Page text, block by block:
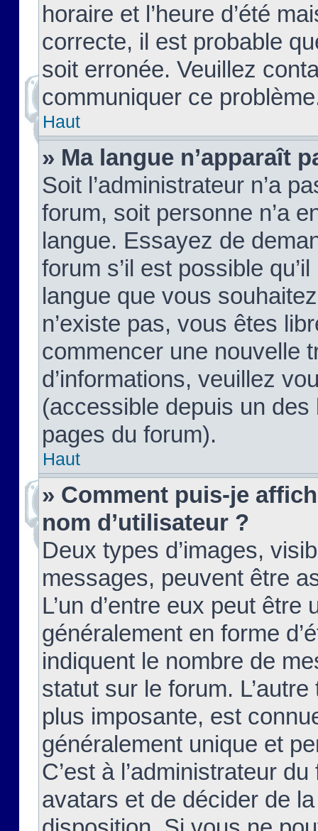
horaire et l’heure d’été
correcte, il est probable
soit erronée. Veuillez
communiquer ce
Haut
» Ma langue n’apparaît
Soit l’administrateur n’a
forum, soit personne n’a
langue. Essayez de
forum s’il est possible
langue que vous
n’existe pas, vous êtes
commencer une nouvelle
d’informations, veuillez
(accessible depuis un
pages du forum).
Haut
» Comment puis-je
nom d’utilisateur ?
Deux types d’images,
messages, peuvent être
L’un d’entre eux peut
généralement en forme
indiquent le nombre de
statut sur le forum.
plus imposante, est
généralement unique et
C’est à l’administrateur
avatars et de décider de